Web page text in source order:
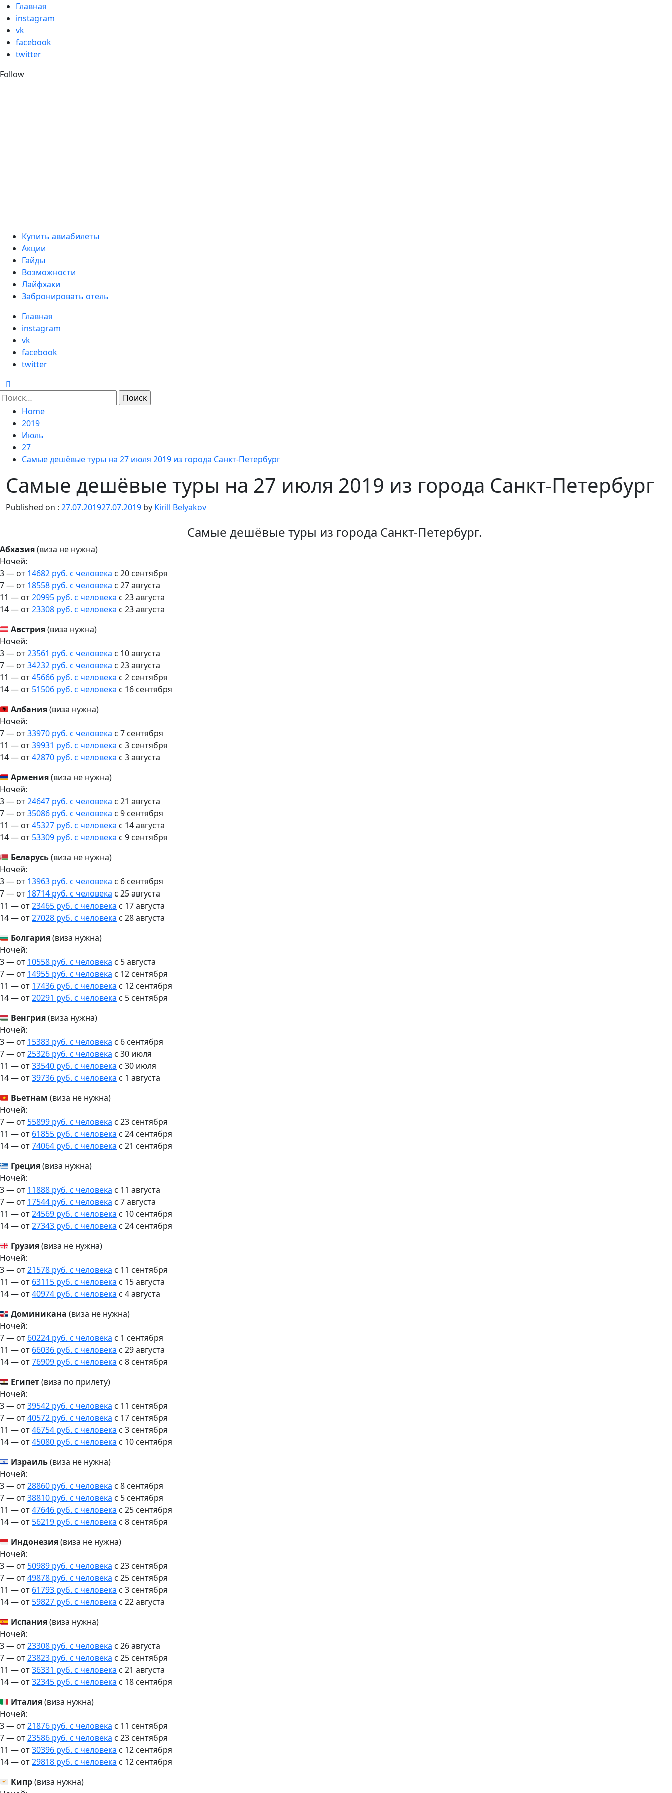
Skip
to
content
Главная
instagram
vk
facebook
twitter
Follow
Primary
Menu
Купить авиабилеты
Акции
Гайды
Возможности
Лайфхаки
Забронировать отель
Главная
instagram
vk
facebook
twitter
Найти:
Home
2019
Июль
27
Самые дешёвые туры на 27 июля 2019 из города Cанкт-Петербург
Самые дешёвые туры на 27 июля 2019 из города Cанкт-Петербург
Published on : 27.07.201927.07.2019 by Kirill Belyakov
Самые дешёвые туры из города Cанкт-Петербург.
Абхазия(виза не нужна)
Ночей:
3 — от 14682 руб. с человека c 20 сентября
7 — от 18558 руб. с человека c 27 августа
11 — от20995 руб. с человека c 23 августа
14 — от23308 руб. с человека c 23 августа
Австрия(виза нужна)
Ночей:
3 — от23561 руб. с человека c 10 августа
7 — от34232 руб. с человека c 23 августа
11 — от45666 руб. с человека c 2 сентября
14 — от 51506 руб. с человека c 16 сентября
Албания(виза нужна)
Ночей:
7 — от33970 руб. с человека c 7 сентября
11 — от39931 руб. с человека c 3 сентября
14 — от42870 руб. с человека c 3 августа
Армения(виза не нужна)
Ночей:
3 — от24647 руб. с человека c 21 августа
7 — от35086 руб. с человека c 9 сентября
11 — от45327 руб. с человека c 14 августа
14 — от 53309 руб. с человека c 9 сентября
Беларусь(виза не нужна)
Ночей:
3 — от 13963 руб. с человека c 6 сентября
7 — от 18714 руб. с человека c 25 августа
11 — от23465 руб. с человека c 17 августа
14 — от27028 руб. с человека c 28 августа
Болгария(виза нужна)
Ночей:
3 — от 10558 руб. с человека c 5 августа
7 — от 14955 руб. с человека c 12 сентября
11 — от 17436 руб. с человека c 12 сентября
14 — от20291 руб. с человека c 5 сентября
Венгрия(виза нужна)
Ночей:
3 — от 15383 руб. с человека c 6 сентября
7 — от25326 руб. с человека c 30 июля
11 — от33540 руб. с человека c 30 июля
14 — от39736 руб. с человека c 1 августа
Вьетнам (виза не нужна)
Ночей:
7 — от 55899 руб. с человека c 23 сентября
11 — от 61855 руб. с человека c 24 сентября
14 — от74064 руб. с человека c 21 сентября
Греция(виза нужна)
Ночей:
3 — от 11888 руб. с человека c 11 августа
7 — от 17544 руб. с человека c 7 августа
11 — от24569 руб. с человека c 10 сентября
14 — от27343 руб. с человека c 24 сентября
Грузия(виза не нужна)
Ночей:
3 — от21578 руб. с человека c 11 сентября
11 — от 63115 руб. с человека c 15 августа
14 — от40974 руб. с человека c 4 августа
Доминикана (виза не нужна)
Ночей:
7 — от 60224 руб. с человека c 1 сентября
11 — от 66036 руб. с человека c 29 августа
14 — от76909 руб. с человека c 8 сентября
Египет(виза по прилету)
Ночей:
3 — от39542 руб. с человека c 11 сентября
7 — от40572 руб. с человека c 17 сентября
11 — от46754 руб. с человека c 3 сентября
14 — от45080 руб. с человека c 10 сентября
Израиль(виза не нужна)
Ночей:
3 — от28860 руб. с человека c 8 сентября
7 — от38810 руб. с человека c 5 сентября
11 — от47646 руб. с человека c 25 сентября
14 — от 56219 руб. с человека c 8 сентября
Индонезия(виза не нужна)
Ночей:
3 — от 50989 руб. с человека c 23 сентября
7 — от49878 руб. с человека c 25 сентября
11 — от 61793 руб. с человека c 3 сентября
14 — от 59827 руб. с человека c 22 августа
Испания(виза нужна)
Ночей:
3 — от23308 руб. с человека c 26 августа
7 — от23823 руб. с человека c 25 сентября
11 — от36331 руб. с человека c 21 августа
14 — от32345 руб. с человека c 18 сентября
Италия(виза нужна)
Ночей:
3 — от21876 руб. с человека c 11 сентября
7 — от23586 руб. с человека c 23 сентября
11 — от30396 руб. с человека c 12 сентября
14 — от29818 руб. с человека c 12 сентября
Кипр(виза нужна)